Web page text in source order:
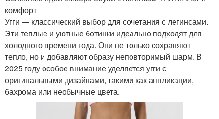
комфорт
Угги — классический выбор для сочетания с легинсами.
Эти теплые и уютные ботинки идеально подходят для
холодного времени года. Они не только сохраняют
тепло, но и добавляют образу неповторимый шарм. В
2025 году особое внимание уделяется угги с
оригинальными дизайнами, такими как аппликации,
бахрома или необычные цвета.